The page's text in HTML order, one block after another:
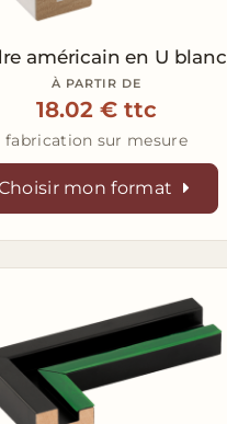
américain en U blanc
À PARTIR DE
18.02 € ttc
fabrication sur mesure
mon format